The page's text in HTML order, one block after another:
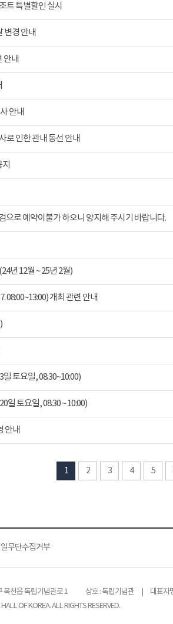
트 특별할인 실시
변경 안내
안내
안내
로 인한 관내 동선 안내
으로 예약이불가 하오니 양지해 주시기 바랍니다.
년 12월 ~ 25년 2월)
08:00~13:00) 개최 관련 안내
토요일, 08:30~10:00)
일 토요일, 08:30 ~ 10:00)
안내
1 2 3 4 5
무단수집거부
목천읍 독립기념관로 1
상호 : 독립기념관 | 대표자
OF KOREA. ALL RIGHTS RESERVED.